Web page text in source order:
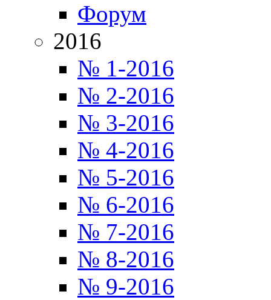
Форум
2016
№ 1-2016
№ 2-2016
№ 3-2016
№ 4-2016
№ 5-2016
№ 6-2016
№ 7-2016
№ 8-2016
№ 9-2016